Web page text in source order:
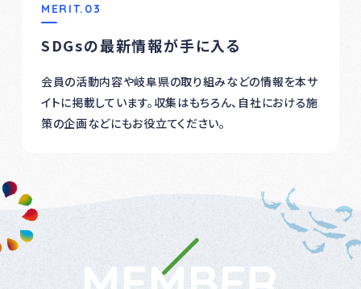
MERIT.03
SDGsの最新情報が手に入る
会員の活動内容や岐阜県の取り組みなどの情報を本サ
イトに掲載しています。収集はもちろん、自社における施
策の企画などにもお役立てください。